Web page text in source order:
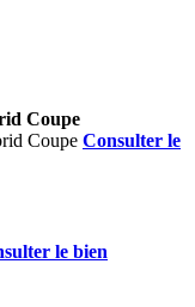
Coupe
Consulter le
le bien